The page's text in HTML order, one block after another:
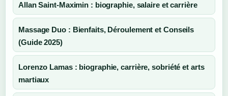
Allan Saint-Maximin : biographie, salaire et carrière
Massage Duo : Bienfaits, Déroulement et Conseils
(Guide 2025)
Lorenzo Lamas : biographie, carrière, sobriété et arts
martiaux